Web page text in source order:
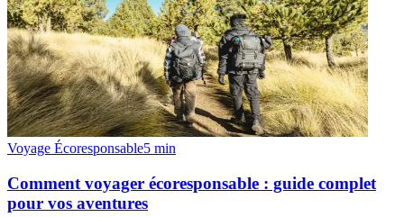
Voyage Écoresponsable5 min
Comment voyager écoresponsable : guide complet
pour vos aventures